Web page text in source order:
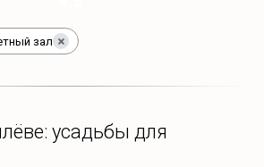
зал
усадьбы для